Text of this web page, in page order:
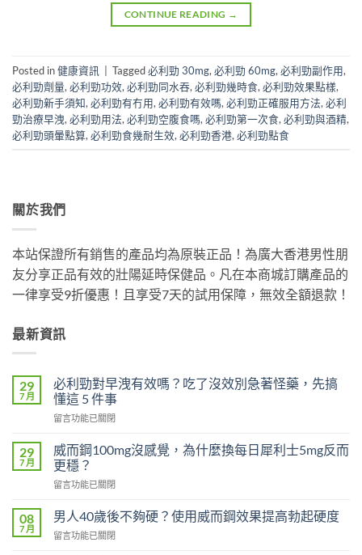
CONTINUE READING →
Posted in健康資訊 Tagged必利勁 30mg, 必利勁 60mg, 必利勁副作用,
必利勁劑量, 必利勁功效, 必利勁同水吞, 必利勁幾時食, 必利勁效果點樣,
必利勁新手須知, 必利勁有冇用, 必利勁有效嗎, 必利勁正確服用方法, 必利
勁治療早洩, 必利勁用法, 必利勁空腹食嗎, 必利勁第一次食, 必利勁與酒精,
必利勁頭暈點算, 必利勁食幾耐生效, 必利勁香港, 必利勁點食
關於我們
本站保證所有銷售的產品均為原裝正品！為廣大香港男性朋
友分享正品有效的壯陽延時保健品。凡在本商城訂購產品的
一律享受9折優惠！且享受7天的試用保障，無效全額退款！
最新資訊
29
7 月
必利勁對早洩有效嗎？吃了沒效別急著怪藥，先搞
懂這 5 件事
在
利
勁
對
早
有
嗎？
留言功能已關閉
29
7 月
威而鋼100mg沒感覺，為什麼換每日犀利士5mg反而
更穩？
在
而
鋼
100mg
留言功能已關閉
08
7 月
男人40歲後不夠硬？使用威而鋼效果提高勃起硬度
在
留言功能已關閉